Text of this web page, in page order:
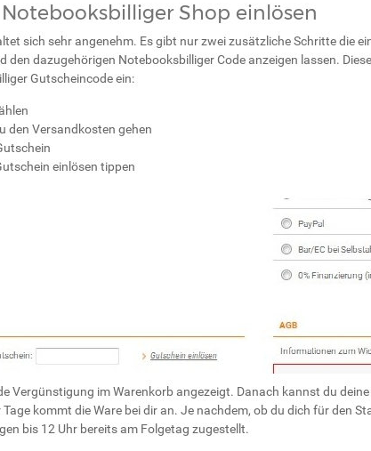
Shop einlösen
sich sehr angenehm. Es gibt nur zwei zusätzliche Schritte die
den dazugehörigen Notebooksbilliger Code anzeigen lassen.
Gutscheincode ein:
den Versandkosten gehen
einlösen tippen
Vergünstigung im Warenkorb angezeigt. Danach kannst du
kommt die Ware bei dir an. Je nachdem, ob du dich für den
bis 12 Uhr bereits am Folgetag zugestellt.